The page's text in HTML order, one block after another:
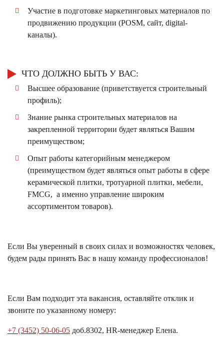
Участие в подготовке маркетинговых материалов по
продвижению продукции (POSM, сайт, digital-
каналы).
ЧТО ДОЛЖНО БЫТЬ У ВАС:
Высшее образование (приветствуется строительный
профиль);
Знание рынка строительных материалов на
закрепленной территории будет являться Вашим
преимуществом;
Опыт работы категорийным менеджером
(преимуществом будет являться опыт работы в сфере
керамической плитки, тротуарной плитки, мебели,
FMCG, а именно управление широким
ассортиментом товаров).
Если Вы уверенный в своих силах и возможностях человек,
будем рады принять Вас в нашу команду профессионалов!
Если Вам подходит эта вакансия, оставляйте отклик и
звоните по указанному номеру:
+7 (3452) 50-06-05 доб.8302, HR-менеджер Елена.